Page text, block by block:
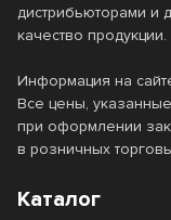
дистрибьюторами и
качество продукции.
Информация на
Все цены,
при оформлении
в розничных
Каталог